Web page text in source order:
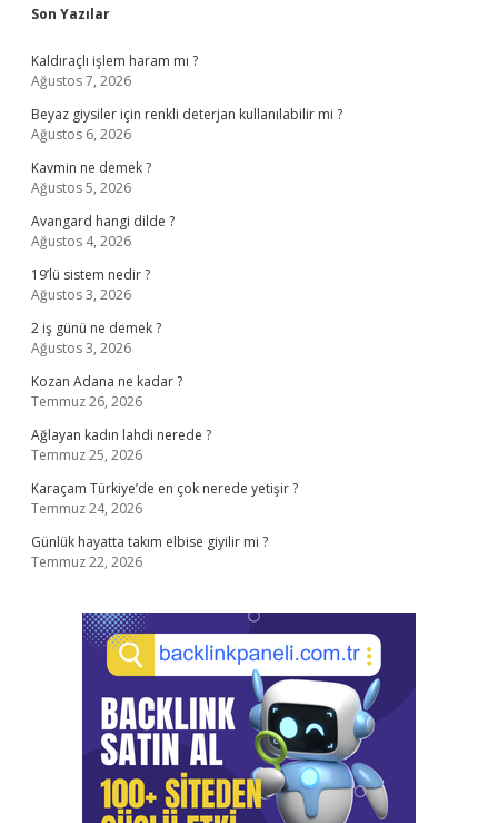
Sidebar
Son Yazılar
Kaldıraçlı işlem haram mı ?
Ağustos 7, 2026
Beyaz giysiler için renkli deterjan kullanılabilir mi ?
Ağustos 6, 2026
Kavmin ne demek ?
Ağustos 5, 2026
Avangard hangi dilde ?
Ağustos 4, 2026
19’lü sistem nedir ?
Ağustos 3, 2026
2 iş günü ne demek ?
Ağustos 3, 2026
Kozan Adana ne kadar ?
Temmuz 26, 2026
Ağlayan kadın lahdi nerede ?
Temmuz 25, 2026
Karaçam Türkiye’de en çok nerede yetişir ?
Temmuz 24, 2026
Günlük hayatta takım elbise giyilir mi ?
Temmuz 22, 2026